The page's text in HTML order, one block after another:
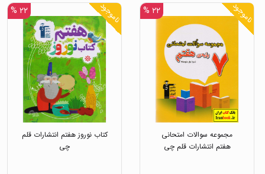
ناموجود ۲۲ %
مجموعه سوالات امتحانی
هفتم انتشارات قلم چی
ناموجود ۲۲ %
کتاب نوروز هفتم انتشارات قلم
چی